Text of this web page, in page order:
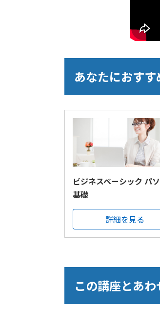
あなたにおす
ビジネスベーシック パ
基礎
詳細を見る
この講座とあ